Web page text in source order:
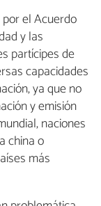
el Acuerdo
y las
partícipes de
capacidades
ya que no
y emisión
naciones
china o
más